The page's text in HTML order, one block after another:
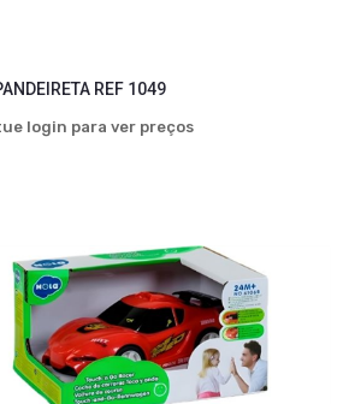
REF 1049
login para ver preços